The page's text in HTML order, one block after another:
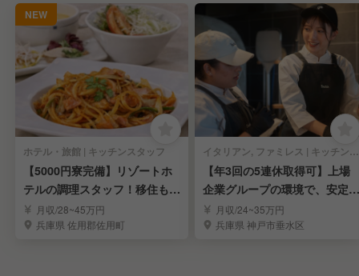
NEW
ホテル・旅館 | キッチンスタッフ
【5000円寮完備】リゾートホ
テルの調理スタッフ！移住も大
歓迎！
月収/28~45万円
兵庫県 佐用郡佐用町
イタリアン, ファミレス | キッチンスタッフ
【年3回の5連休取得可】上場
企業グループの環境で、安定し
たキャリアアップ！
月収/24~35万円
兵庫県 神戸市垂水区